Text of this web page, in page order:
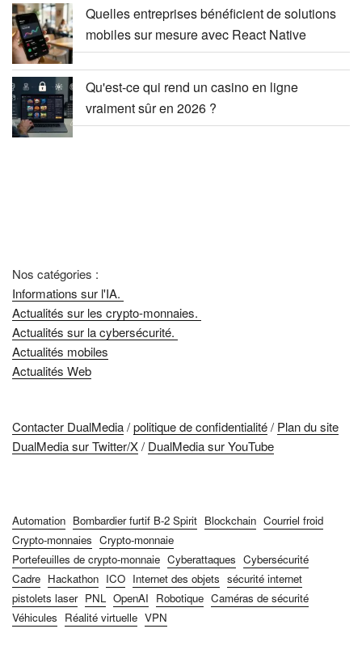
Quelles entreprises bénéficient de solutions
mobiles sur mesure avec React Native
Qu'est-ce qui rend un casino en ligne
vraiment sûr en 2026 ?
Nos catégories :
Informations sur l'IA.
Actualités sur les crypto-monnaies.
Actualités sur la cybersécurité.
Actualités mobiles
Actualités Web
Contacter DualMedia/politique de confidentialité/ Plan du site
DualMedia sur Twitter/X/ DualMedia sur YouTube
Automation Bombardier furtif B-2 Spirit Blockchain Courriel froid
Crypto-monnaies Crypto-monnaie
Portefeuilles de crypto-monnaie Cyberattaques Cybersécurité
Cadre Hackathon ICO Internet des objets sécurité internet
pistolets laser PNL OpenAI Robotique Caméras de sécurité
Véhicules Réalité virtuelle VPN